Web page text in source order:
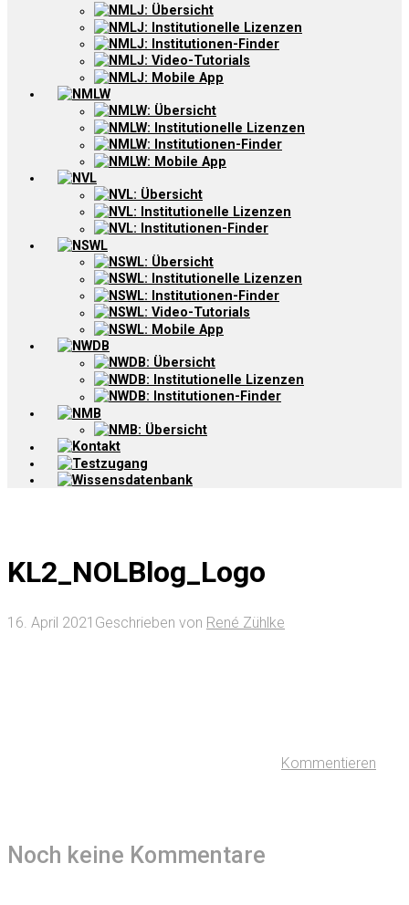
NMLJ: Übersicht
NMLJ: Institutionelle Lizenzen
NMLJ: Institutionen-Finder
NMLJ: Video-Tutorials
NMLJ: Mobile App
NMLW
NMLW: Übersicht
NMLW: Institutionelle Lizenzen
NMLW: Institutionen-Finder
NMLW: Mobile App
NVL
NVL: Übersicht
NVL: Institutionelle Lizenzen
NVL: Institutionen-Finder
NSWL
NSWL: Übersicht
NSWL: Institutionelle Lizenzen
NSWL: Institutionen-Finder
NSWL: Video-Tutorials
NSWL: Mobile App
NWDB
NWDB: Übersicht
NWDB: Institutionelle Lizenzen
NWDB: Institutionen-Finder
NMB
NMB: Übersicht
Kontakt
Testzugang
Wissensdatenbank
KL2_NOLBlog_Logo
16. April 2021 Geschrieben von René Zühlke
Kommentieren
Noch keine Kommentare